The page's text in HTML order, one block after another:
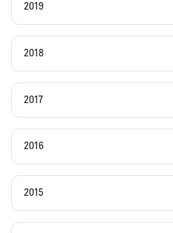
2019
2018
2017
2016
2015